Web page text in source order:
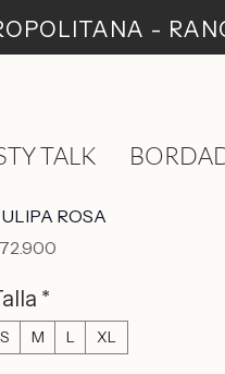
-
TALK
ROSA
*
S M L XL